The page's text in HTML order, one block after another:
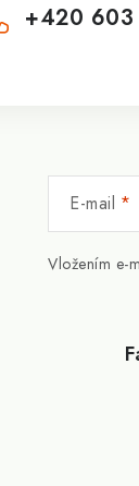
E-mail
Vložením e-
+420 603